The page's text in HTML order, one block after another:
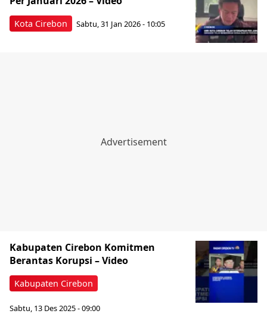
Kota Cirebon Sabtu, 31 Jan 2026 - 10:05
Kabupaten Cirebon
Kabupaten Cirebon Komitmen
Berantas Korupsi – Video
Sabtu, 13 Des 2025 - 09:00